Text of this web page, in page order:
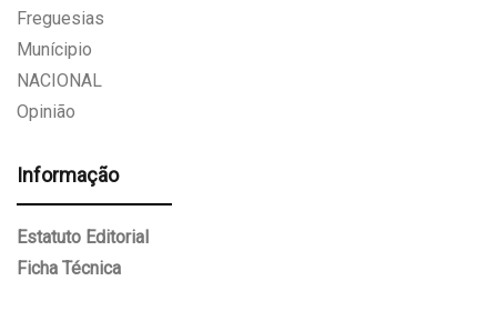
Freguesias
Munícipio
NACIONAL
Opinião
Informação
Estatuto Editorial
Ficha Técnica